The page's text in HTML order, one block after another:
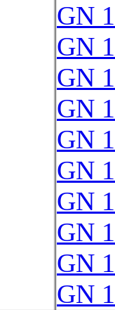
GN
GN
GN
GN
GN
GN
GN
GN
GN
GN